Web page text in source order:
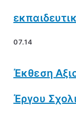
07.14
Έκθεση
Έργου